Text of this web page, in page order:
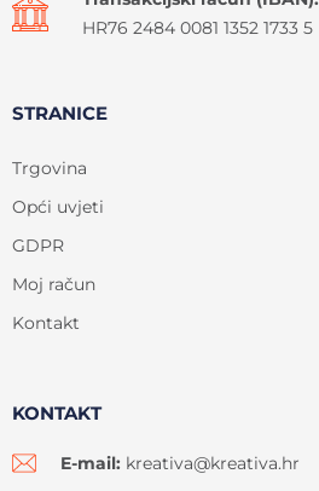
HR76 2484 0081 1352 1733 5
STRANICE
Trgovina
Opći uvjeti
GDPR
Moj račun
Kontakt
KONTAKT
E-mail: kreativa@kreativa.hr